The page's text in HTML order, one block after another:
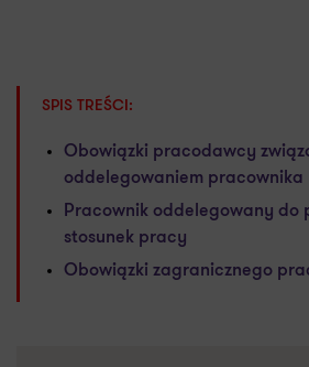
SPIS TREŚCI:
Obowiązki pracodawcy
oddelegowaniem pracownika
Pracownik oddelegowany do
stosunek pracy
Obowiązki zagranicznego